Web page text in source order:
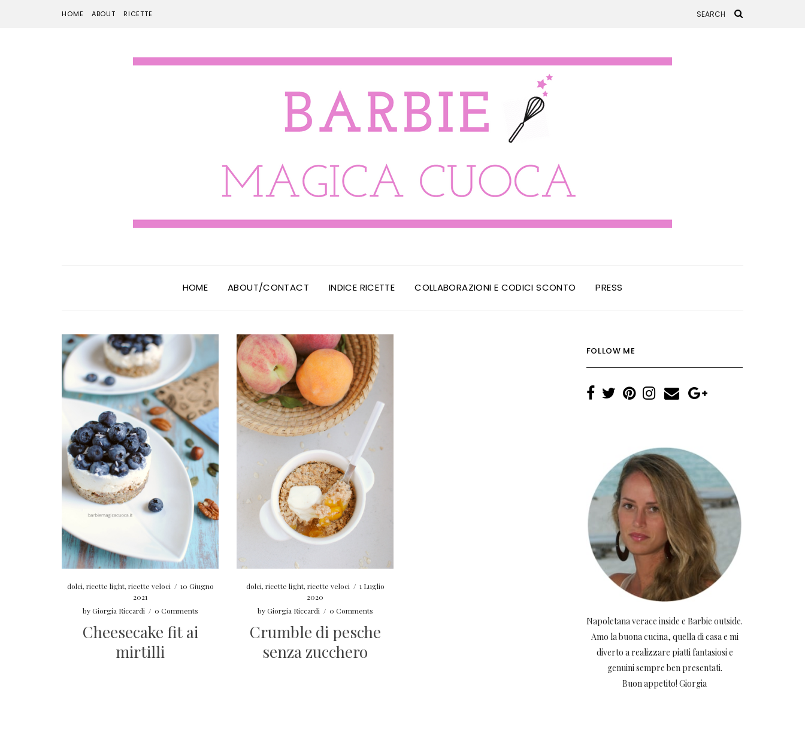
HOME ABOUT RICETTE
HOME ABOUT/CONTACT INDICE RICETTE COLLABORAZIONI E CODICI SCONTO PRESS
dolci, ricette light, ricette veloci / 10 Giugno
2021
byGiorgia Riccardi / 0 Comments
Cheesecake fit ai
mirtilli
dolci, ricette light, ricette veloci / 1 Luglio
2020
byGiorgia Riccardi / 0 Comments
Crumble di pesche
senza zucchero
FOLLOW ME
Napoletana verace inside e Barbie outside.
Amo la buona cucina, quella di casa e mi
diverto a realizzare piatti fantasiosi e
genuini sempre ben presentati.
Buon appetito! Giorgia